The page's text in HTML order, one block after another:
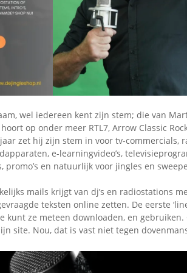
Omroepbanden
Stoomfluit Klaas
Uitvinding
jinglecassette
wel iedereen kent zijn stem; die van
op onder meer RTL7, Arrow Classic
zet hij zijn stem in voor tv-commercials,
e-learningvideo’s,
promo’s en natuurlijk voor jingles en
mails krijgt van dj’s en radiostations
teksten online zetten. De eerste
kunt ze meteen downloaden, en
site. Nou, dat is vast niet tegen